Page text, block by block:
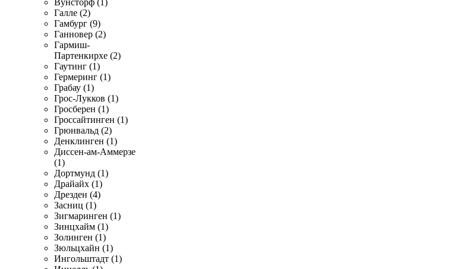
Вунсторф (1)
Галле (2)
Гамбург (9)
Ганновер (2)
Гармиш-
Партенкирхе (2)
Гаутинг (1)
Гермеринг (1)
Грабау (1)
Грос-Лукков (1)
Гросберен (1)
Гроссайтинген (1)
Грюнвальд (2)
Денклинген (1)
Диссен-ам-Аммерзе
(1)
Дортмунд (1)
Драйайх (1)
Дрезден (4)
Засниц (1)
Зигмаринген (1)
Зинцхайм (1)
Золинген (1)
Зюльцхайн (1)
Ингольштадт (1)